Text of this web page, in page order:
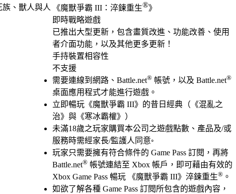
《魔獸爭霸 III：淬鍊重生®》
即時戰略遊戲
Product Notification
已推出大型更新，包含畫質改進、功能改善、使用
者介面功能，以及其他更多更新！
價格
Available actions
手持裝置相容性
不支援
需要連線到網路、Battle.net® 帳號，以及 Battle.net®
桌面應用程式才能進行遊戲。
立即暢玩《魔獸爭霸 III》的昔日經典（《混亂之
治》與《寒冰霸權》）
未滿18歲之玩家購買本公司之遊戲點數、產品及/或
服務時需經家長/監護人同意◦
玩家只需要擁有符合條件的 Game Pass 訂閱，再將
Battle.net® 帳號連結至 Xbox 帳戶，即可藉由有效的
Xbox Game Pass 暢玩 《魔獸爭霸 III》淬鍊重生® 。
如欲了解各種 Game Pass 訂閱所包含的遊戲內容，
、獸人與人